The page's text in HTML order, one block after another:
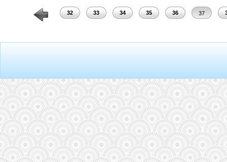
31 32 33 34 35 36 37